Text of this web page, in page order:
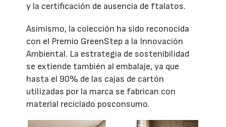
y la certificación de ausencia de ftalatos.
Asimismo, la colección ha sido reconocida
con el Premio GreenStep a la Innovación
Ambiental. La estrategia de sostenibilidad
se extiende también al embalaje, ya que
hasta el 90% de las cajas de cartón
utilizadas por la marca se fabrican con
material reciclado posconsumo.